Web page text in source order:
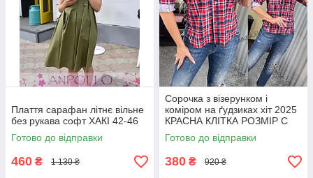
Плаття сарафан літнє вільне
без рукава софт ХАКІ 42-46
Готово до відправки
460 ₴ 1 130 ₴
Сорочка з візерунком і
коміром на ґудзиках хіт 2025
КРАСНА КЛІТКА РОЗМІР С
Готово до відправки
380 ₴ 920 ₴